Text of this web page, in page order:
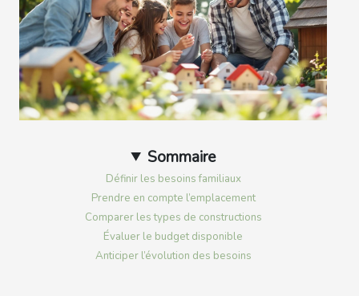
Sommaire
Définir les besoins familiaux
Prendre en compte l’emplacement
Comparer les types de constructions
Évaluer le budget disponible
Anticiper l’évolution des besoins